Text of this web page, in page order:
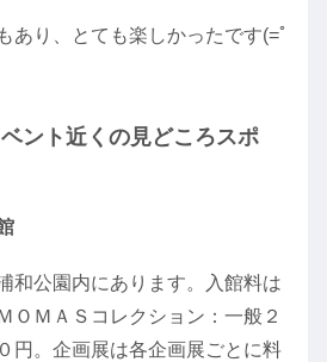
あり、とても楽しかったです(=ﾟ
ント近くの見どころスポ
和公園内にあります。入館料は
ＯＭＡＳコレクション：一般２
円。企画展は各企画展ごとに料